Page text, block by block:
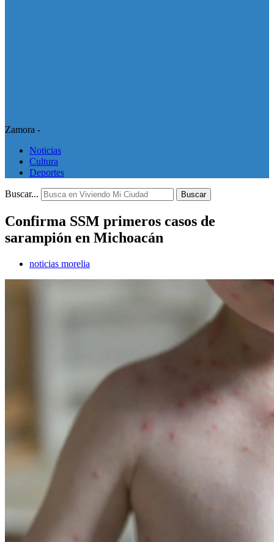
Zamora -
Noticias
Cultura
Deportes
Buscar... Buscar
Confirma SSM primeros casos de
sarampión en Michoacán
noticias morelia